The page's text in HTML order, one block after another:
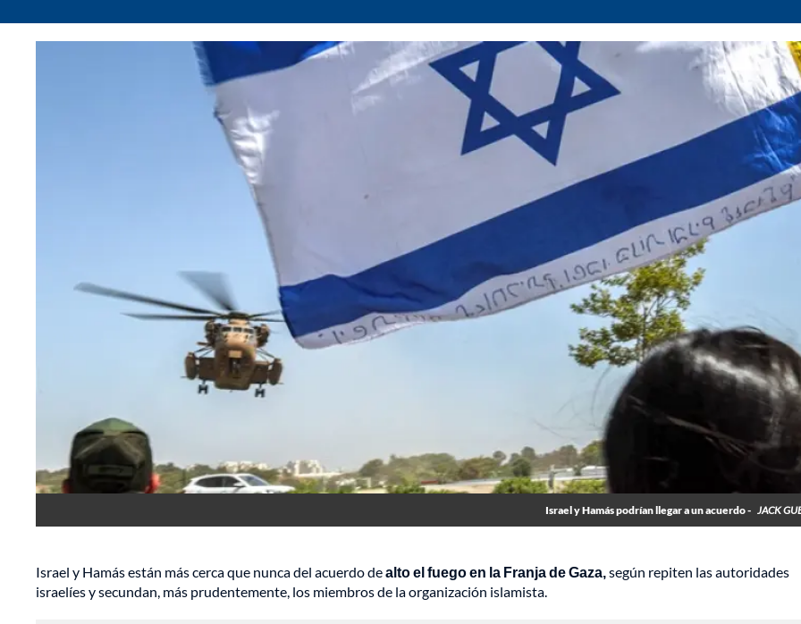
Israel y Hamás podrían llegar a un acuerdo - JACK
Israel y Hamás están más cerca que nunca del acuerdo dealto el fuego en la Franja de Gaza,según repiten las autoridades
israelíes y secundan, más prudentemente, los miembros de la organización islamista.